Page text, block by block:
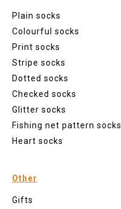
Plain socks
Colourful socks
Print socks
Stripe socks
Dotted socks
Checked socks
Glitter socks
Fishing net pattern socks
Heart socks
Other
Gifts